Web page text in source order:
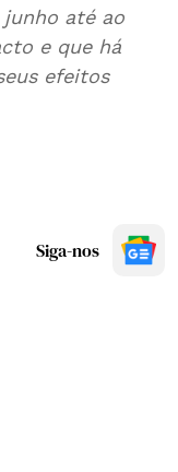
junho até ao
e que há
efeitos
Siga-nos